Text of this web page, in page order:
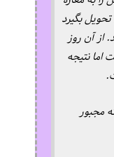
بگیرد
از آن روز
اما نتیجه
مجبور